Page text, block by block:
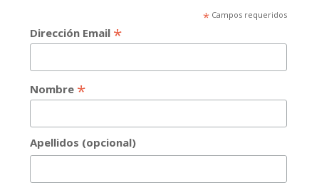
*Campos requeridos
Dirección Email *
Nombre *
Apellidos (opcional)